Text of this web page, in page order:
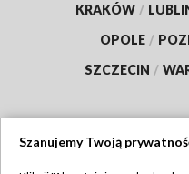
KRAKÓW /
OPOLE /
SZCZECIN /
Szanujemy Twoją